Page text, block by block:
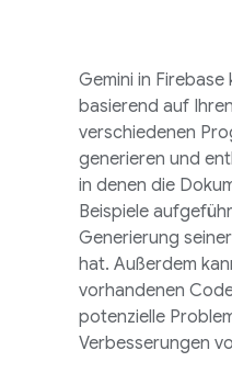
Gemini in Firebase
basierend auf
verschiedenen
generieren und
in denen die
Beispiele
Generierung
hat. Außerdem
vorhandenen
potenzielle
Verbesserungen